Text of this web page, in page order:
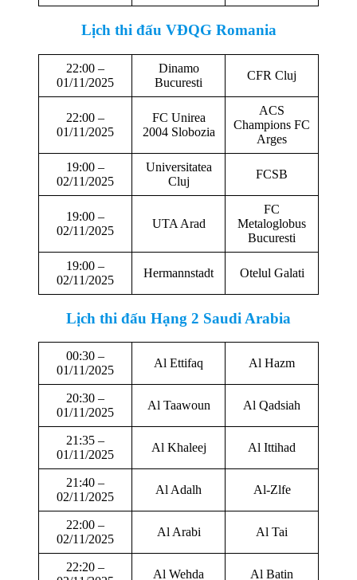
Lịch thi đấu VĐQG Romania
22:00 –
01/11/2025
Dinamo
Bucuresti
CFR Cluj
22:00 –
01/11/2025
FC Unirea
2004 Slobozia
ACS
Champions FC
Arges
19:00 –
02/11/2025
Universitatea
Cluj
FCSB
19:00 –
02/11/2025
UTA Arad
FC
Metaloglobus
Bucuresti
19:00 –
02/11/2025
Hermannstadt Otelul Galati
Lịch thi đấu Hạng 2 Saudi Arabia
00:30 –
01/11/2025
Al Ettifaq Al Hazm
20:30 –
01/11/2025
Al Taawoun Al Qadsiah
21:35 –
01/11/2025
Al Khaleej Al Ittihad
21:40 –
02/11/2025
Al Adalh Al-Zlfe
22:00 –
02/11/2025
Al Arabi Al Tai
22:20 –
Al Wehda Al Batin